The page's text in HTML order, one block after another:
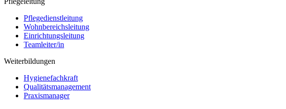
Pflegedienstleitung
Wohnbereichsleitung
Einrichtungsleitung
Teamleiter/in
Weiterbildungen
Hygienefachkraft
Qualitätsmanagement
Praxismanager